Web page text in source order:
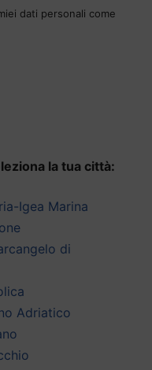
dati personali come
la tua città:
Igea Marina
di
Adriatico